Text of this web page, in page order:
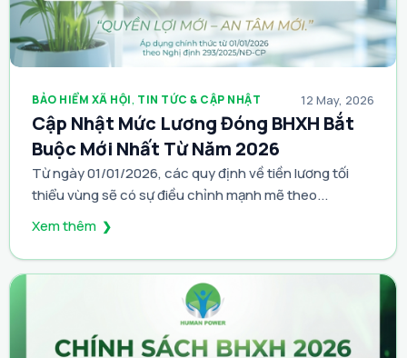
Cập Nhật Mức Lương Đóng BHXH Bắt
Buộc Mới Nhất Từ Năm 2026
12 May, 2026
Từ ngày 01/01/2026, các quy định về tiền lương tối
thiểu vùng sẽ có sự điều chỉnh mạnh mẽ theo...
Xem thêm
BẢO HIỂM XÃ HỘI, TIN TỨC & CẬP NHẬT